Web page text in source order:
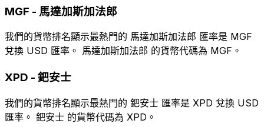
MGF - 馬達加斯加法郎
我們的貨幣排名顯示最熱門的 馬達加斯加法郎 匯率是 MGF
兌換 USD 匯率。 馬達加斯加法郎 的貨幣代碼為 MGF。
XPD - 鈀安士
我們的貨幣排名顯示最熱門的 鈀安士 匯率是 XPD 兌換 USD
匯率。 鈀安士 的貨幣代碼為 XPD。